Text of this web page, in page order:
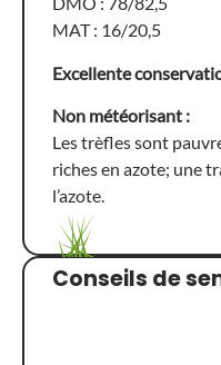
MAT : 16/20,5
Excellente
Non météorisant :
Les trèfles sont
riches en azote; une
l’azote.
Conseils de